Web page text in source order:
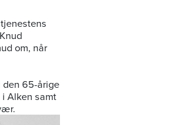
om, når
den 65-årige
Alken samt